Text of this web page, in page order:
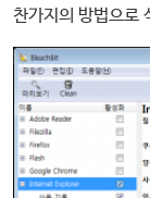
찬가지의 방법으로